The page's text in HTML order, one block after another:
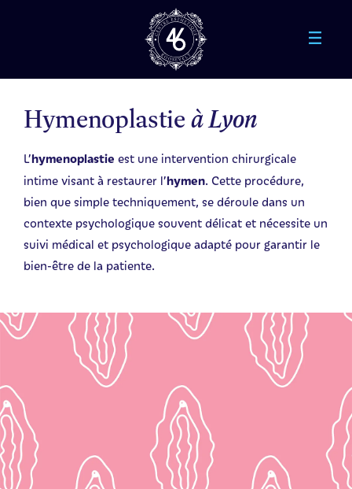
Aller au contenu principal
Hymenoplastieà Lyon
L’hymenoplastie est une intervention chirurgicale
intime visant à restaurer l’hymen. Cette procédure,
bien que simple techniquement, se déroule dans un
contexte psychologique souvent délicat et nécessite un
suivi médical et psychologique adapté pour garantir le
bien-être de la patiente.